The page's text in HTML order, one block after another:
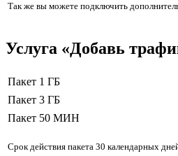
Так же вы можете подключить
Услуга «Добавь
Пакет 1 ГБ
Пакет 3 ГБ
Пакет 50 МИН
Срок действия пакета 30 календарных